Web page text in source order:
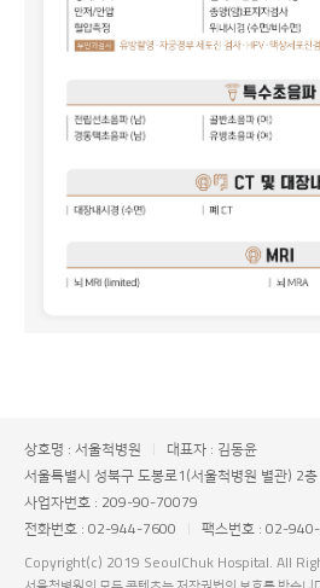
상호명 : 서울척병원
대표자 : 김동윤
서울특별시 성북구 도봉로1(서울척병원 별관) 2
사업자번호 : 209-90-70079
전화번호 : 02-944-7600
팩스번호 : 02-
Copyright(c) 2019 SeoulChuk Hospital. All